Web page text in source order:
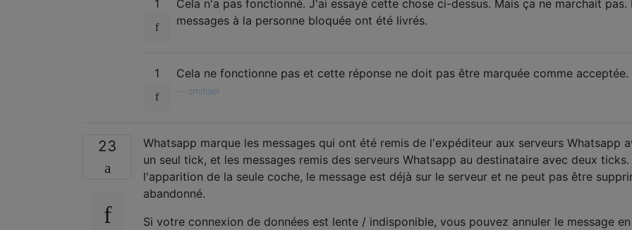
1
Cela n'a pas fonctionné. J'ai essayé cette chose ci-dessus. Mais ça ne marchait pas.
messages à la personne bloquée ont été livrés.
1 Cela ne fonctionne pas et cette réponse ne doit pas être marquée comme acceptée.
smihael
23
Whatsapp marque les messages qui ont été remis de l'expéditeur aux serveurs Whatsapp
un seul tick, et les messages remis des serveurs Whatsapp au destinataire avec deux
l'apparition de la seule coche, le message est déjà sur le serveur et ne peut pas être
abandonné.
Si votre connexion de données est lente / indisponible, vous pouvez annuler le message